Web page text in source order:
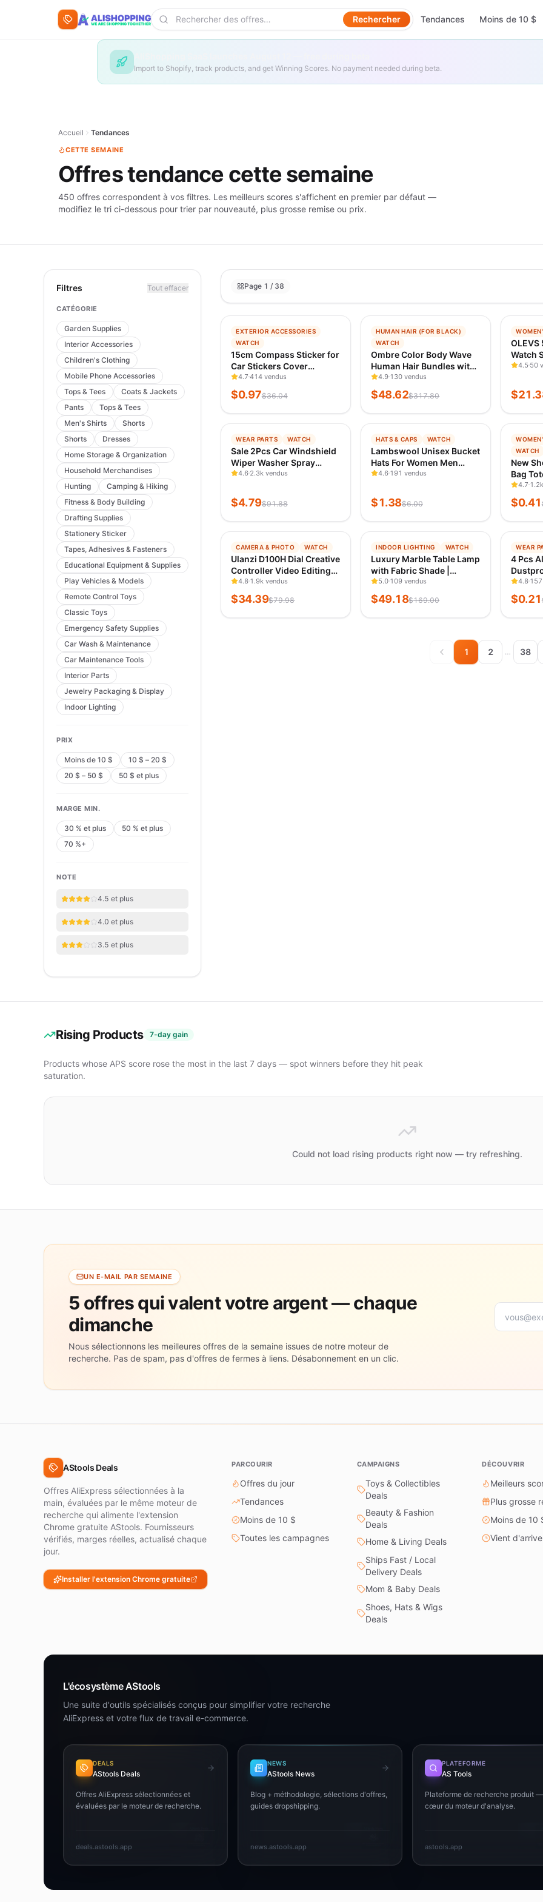
Aller au contenu
Rechercher des offres Rechercher Tendances Moins de 10 $
Import to Shopify, track products, and get Winning Scores. No payment needed during beta.
Accueil Tendances
CETTE SEMAINE
Offres tendance cette semaine
450 offres correspondent à vos filtres. Les meilleurs scores s'affichent en premier par défaut —
modifiez le tri ci-dessous pour trier par nouveauté, plus grosse remise ou prix.
Filtres Tout effacer
CATÉGORIE
Garden Supplies
Interior Accessories
Children's Clothing
Mobile Phone Accessories
Tops & Tees
Coats & Jackets
Pants
Tops & Tees
Men's Shirts
Shorts
Shorts
Dresses
Home Storage & Organization
Household Merchandises
Hunting
Camping & Hiking
Fitness & Body Building
Drafting Supplies
Stationery Sticker
Tapes, Adhesives & Fasteners
Educational Equipment & Supplies
Play Vehicles & Models
Remote Control Toys
Classic Toys
Emergency Safety Supplies
Car Wash & Maintenance
Car Maintenance Tools
Interior Parts
Jewelry Packaging & Display
Indoor Lighting
PRIX
Moins de 10 $
10 $ – 20 $
20 $ – 50 $
50 $ et plus
MARGE MIN.
30 % et plus
50 % et plus
70 %+
NOTE
4.5 et plus
4.0 et plus
3.5 et plus
Page 1 / 38
−97%
TENDANCE
VÉRIFIÉ IL Y A 1 J
EXTERIOR ACCESSORIES
WATCH
15cm Compass Sticker for
Car Stickers Cover
Scratches Sunscreen and
Waterproof Products
Decals Stylish,
4.7 414 vendus
$0.97$36.04
−85%
TENDANCE
VÉRIFIÉ IL Y A 1 J
HUMAN HAIR (FOR BLACK)
WATCH
Ombre Color Body Wave
Human Hair Bundles with
Closure 100%
Unprocessed Virgin Hair
1b/4/27 Colored Bundles
4.9 130 vendus
$48.62$317.80
−99%
OLEVS
Watch
4.5 50
$
−95%
TENDANCE
VÉRIFIÉ IL Y A 1 J
WEAR PARTS WATCH
Sale 2Pcs Car Windshield
Wiper Washer Spray
Nozzle Fits Most Car
Windshield Washer
Nozzle Water Spray
4.6 2.3k vendus
$4.79$91.88
−77%
TENDANCE
VÉRIFIÉ IL Y A 1 J
HATS & CAPS WATCH
Lambswool Unisex Bucket
Hats For Women Men
Winter Outdoor Sun Visor
Letter Embroidered
Wholesale Chapeau
4.6 191 vendus
$1.38$6.00
−99%
WATCH
New
Bag
4.7
$0.41
57%
TENDANCE
VÉRIFIÉ IL Y A 1 J
CAMERA & PHOTO WATCH
Ulanzi D100H Dial Creative
Controller Video Editing
Assistant for Youtube
Tiktok PR PS Support
Bluetooth Key Production
4.8 1.9k vendus
$34.39$79.98
−71%
TENDANCE
VÉRIFIÉ IL Y A 1 J
INDOOR LIGHTING WATCH
Luxury Marble Table Lamp
with Fabric Shade |
Modern Decorative
Bedside Light for Living
Room & Bedroom
5.0 109 vendus
$49.18$169.00
−96%
WEAR
4 Pcs
Cap
4.8
$0.21
1 2 … 38
Rising Products 7-day gain
Products whose APS score rose the most in the last 7 days — spot winners before they hit peak
saturation.
Could not load rising products right now — try refreshing.
UN E-MAIL PAR SEMAINE
5 offres qui valent votre argent — chaque
dimanche
Nous sélectionnons les meilleures offres de la semaine issues de notre moteur de
recherche. Pas de spam, pas d'offres de fermes à liens. Désabonnement en un clic.
AStools Deals
Offres AliExpress sélectionnées à la
main, évaluées par le même moteur de
recherche qui alimente l'extension
Chrome gratuite AStools. Fournisseurs
vérifiés, marges réelles, actualisé chaque
jour.
Installer l'extension Chrome gratuite
PARCOURIR
Offres du jour
Tendances
Moins de 10 $
Toutes les campagnes
CAMPAIGNS
Toys & Collectibles
Deals
Beauty & Fashion
Deals
Home & Living Deals
Ships Fast / Local
Delivery Deals
Mom & Baby Deals
Shoes, Hats & Wigs
Deals
DÉCOUVRIR
Meilleurs
Plus grosse
Moins de 10
Vient
L'écosystème AStools
Une suite d'outils spécialisés conçus pour simplifier votre recherche
AliExpress et votre flux de travail e-commerce.
DEALS
AStools Deals
Offres AliExpress sélectionnées et
évaluées par le moteur de recherche.
deals.astools.app
NEWS
AStools News
Blog + méthodologie, sélections d'offres,
guides dropshipping.
news.astools.app
PLATEFORME
AS Tools
Plateforme de recherche produit
cœur du moteur d'analyse.
astools.app